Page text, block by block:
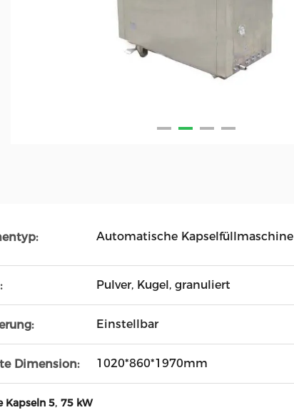
Automatische Kapselfüllmaschine
Pulver, Kugel, granuliert
Einstellbar
Dimension: 1020*860*1970mm
Kapseln 5, 75 kW